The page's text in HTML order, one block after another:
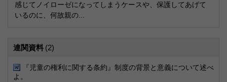
感じてノイローゼになってしまうケースや、保護してあげて
いるのに、何故親の...
連関資料 (2)
『児童の権利に関する条約』制度の背景と意義について述べ
よ。